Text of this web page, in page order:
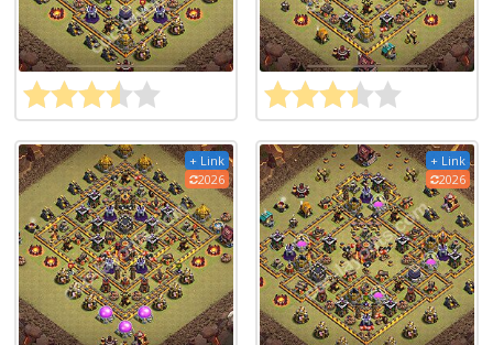
+ Link
2026
+ Link
2026